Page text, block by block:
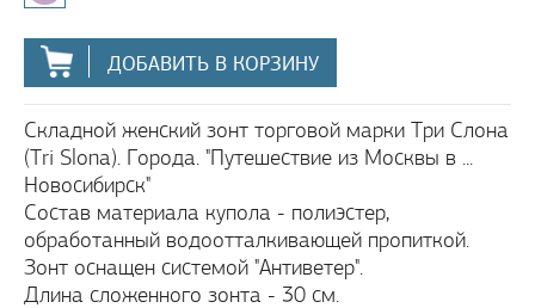
ДОБАВИТЬ В КОРЗИНУ
Складной женский зонт торговой марки Три Слона
(Tri Slona). Города. "Путешествие из Москвы в ...
Новосибирск"
Состав материала купола - полиэстер,
обработанный водоотталкивающей пропиткой.
Зонт оснащен системой "Антиветер".
Длина сложенного зонта - 30 см.